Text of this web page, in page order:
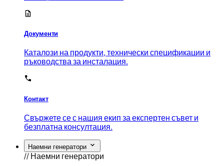
Документи
Каталози на продукти, технически спецификации и
ръководства за инсталация.
Контакт
Свържете се с нашия екип за експертен съвет и
безплатна консултация.
Наемни генератори
// Наемни генератори